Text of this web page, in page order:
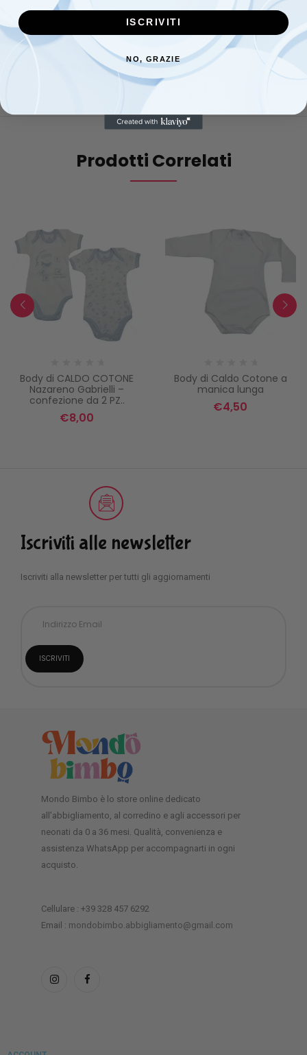
1 lenzuolo sotto con angoli;
1 federa cuscino 30×40 con fascia bordo in piquet di puro
cotone
Prodotti Correlati
Body di CALDO COTONE
Nazareno Gabrielli –
confezione da 2 PZ..
€8,00
Body di Caldo Cotone a
manica lunga
€4,50
Iscriviti alle newsletter
Iscriviti alla newsletter per tutti gli aggiornamenti
Mondo Bimbo è lo store online dedicato
all’abbigliamento, al corredino e agli accessori per
neonati da 0 a 36 mesi. Qualità, convenienza e
assistenza WhatsApp per accompagnarti in ogni
acquisto.
Cellulare : +39 328 457 6292
Email : mondobimbo.abbigliamento@gmail.com
ISCRIVITI
NO, GRAZIE